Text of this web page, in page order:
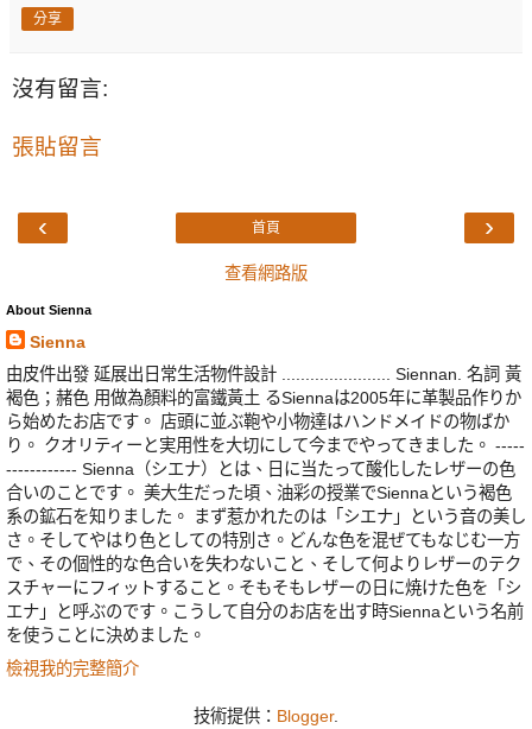
分享
沒有留言:
張貼留言
‹ ›
首頁
查看網路版
About Sienna
Sienna
由皮件出發 延展出日常生活物件設計 ....................... Siennan. 名詞 黃
褐色；赭色 用做為顏料的富鐵黃土 るSiennaは2005年に革製品作りか
ら始めたお店です。 店頭に並ぶ鞄や小物達はハンドメイドの物ばか
り。 クオリティーと実用性を大切にして今までやってきました。 -----
------------ Sienna（シエナ）とは、日に当たって酸化したレザーの色
合いのことです。 美大生だった頃、油彩の授業でSiennaという褐色
系の鉱石を知りました。 まず惹かれたのは「シエナ」という音の美し
さ。そしてやはり色としての特別さ。どんな色を混ぜてもなじむ一方
で、その個性的な色合いを失わないこと、そして何よりレザーのテク
スチャーにフィットすること。そもそもレザーの日に焼けた色を「シ
エナ」と呼ぶのです。こうして自分のお店を出す時Siennaという名前
を使うことに決めました。
檢視我的完整簡介
技術提供： Blogger.